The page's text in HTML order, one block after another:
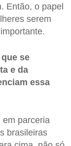
Então, o papel
serem
se
e da
essa
em parceria
brasileiras